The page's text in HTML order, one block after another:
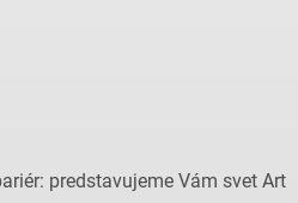
predstavujeme Vám svet Art